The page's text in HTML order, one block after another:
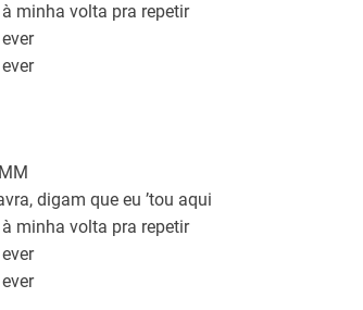
minha volta pra repetir
digam que eu ’tou aqui
minha volta pra repetir